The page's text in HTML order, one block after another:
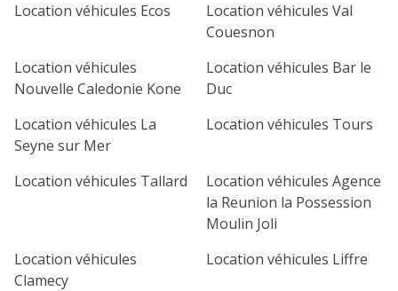
Location véhicules Ecos
Location véhicules Val
Couesnon
Location véhicules
Nouvelle Caledonie Kone
Location véhicules Bar le
Duc
Location véhicules La
Seyne sur Mer
Location véhicules Tours
Location véhicules Tallard
Location véhicules Agence
la Reunion la Possession
Moulin Joli
Location véhicules
Clamecy
Location véhicules Liffre